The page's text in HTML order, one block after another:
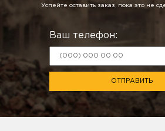
Успейте оставить заказ, пока это не
Ваш телефон:
ОТПРАВИТЬ